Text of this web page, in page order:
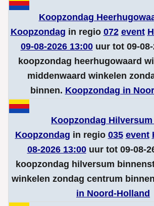
Koopzondag
Koopzondag in regio 072 event
09-08-2026 13:00uur tot 09-08-
koopzondag heerhugowaard
middenwaard winkelen
binnen. Koopzondag in
Koopzondag Hilversum
Koopzondag in regio 035 event
08-2026 13:00uur tot 09-08-
koopzondag hilversum
winkelen zondag centrum
in Noord-Holland